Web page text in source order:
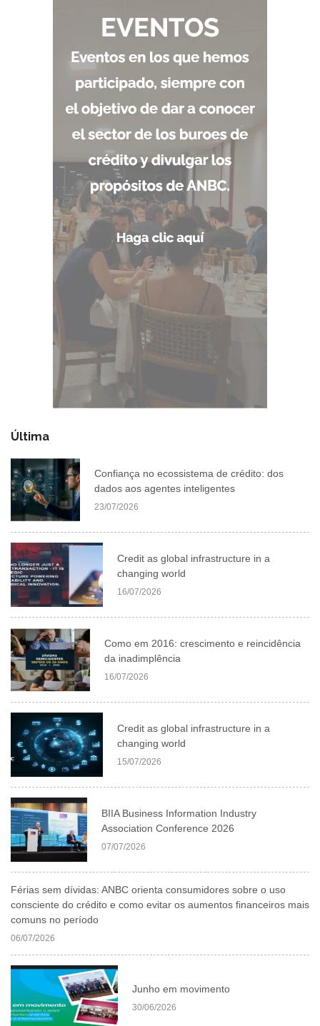
Última
Confiança no ecossistema de crédito: dos
dados aos agentes inteligentes
23/07/2026
Credit as global infrastructure in a
changing world
16/07/2026
Como em 2016: crescimento e reincidência
da inadimplência
16/07/2026
Credit as global infrastructure in a
changing world
15/07/2026
BIIA Business Information Industry
Association Conference 2026
07/07/2026
Férias sem dívidas: ANBC orienta consumidores sobre o uso
consciente do crédito e como evitar os aumentos financeiros mais
comuns no período
06/07/2026
Junho em movimento
30/06/2026